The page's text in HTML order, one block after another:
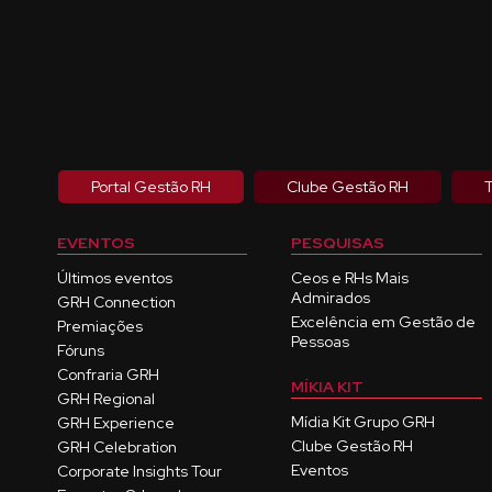
Portal Gestão RH Clube Gestão RH
EVENTOS
Últimos eventos
GRH Connection
Premiações
Fóruns
Confraria GRH
GRH Regional
GRH Experience
GRH Celebration
Corporate Insights Tour
PESQUISAS
Ceos e RHs Mais
Admirados
Excelência em Gestão de
Pessoas
MÍKIA KIT
Mídia Kit Grupo GRH
Clube Gestão RH
Eventos